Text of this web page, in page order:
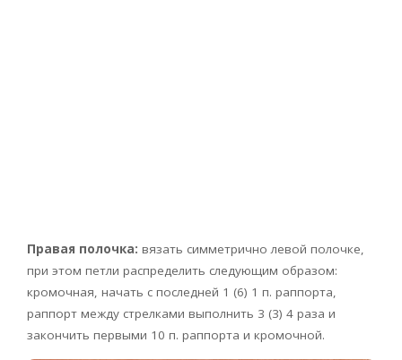
Правая полочка: вязать симметрично левой полочке,
при этом петли распределить следующим образом:
кромочная, начать с последней 1 (6) 1 п. раппорта,
раппорт между стрелками выполнить 3 (3) 4 раза и
закончить первыми 10 п. раппорта и кромочной.